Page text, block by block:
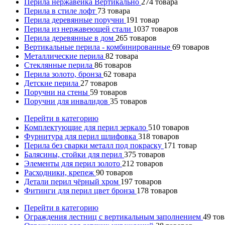
Перила нержавейка Вертикально 274 товара
Перила в стиле лофт 73 товара
Перила деревянные поручни 191 товар
Перила из нержавеющей стали 1037 товаров
Перила деревянные в дом 265 товаров
Вертикальные перила - комбинированные 69 товаров
Металлические перила 82 товара
Стеклянные перила 86 товаров
Перила золото, бронза 62 товара
Детские перила 27 товаров
Поручни на стены 59 товаров
Поручни для инвалидов 35 товаров
Перейти в категорию
Комплектующие для перил зеркало 510 товаров
Фурнитура для перил шлифовка 318 товаров
Перила без сварки металл под покраску 171 товар
Балясины, стойки для перил 375 товаров
Элементы для перил золото 212 товаров
Расходники, крепеж 90 товаров
Детали перил чёрный хром 197 товаров
Фитинги для перил цвет бронза 178 товаров
Перейти в категорию
Ограждения лестниц с вертикальным заполнением 49